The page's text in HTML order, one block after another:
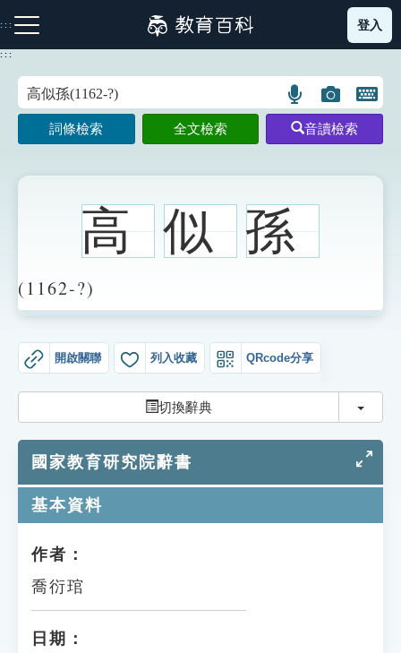
到
主
:::
注音索引圖示 筆畫索引圖示 部首索引表圖示
成語故事
知識索引
單字索引
生命大百科索引
教學應用
登入
:::
語
言
搜
示
圖
片
搜
開
鍵
圖
詞條檢索 全文檢索 音讀檢索
高 似 孫
(1162-?)
開啟關聯 列入收藏 QRcode分享
切換辭典 切換
國家教育研究院辭書
基本資料
作者：
喬衍琯
日期：